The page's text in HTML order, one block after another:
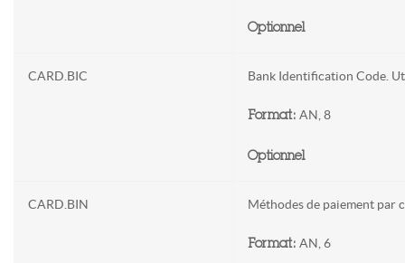
Optionnel
CARD.BIC Bank Identification Code.
Format: AN, 8
Optionnel
CARD.BIN Méthodes de paiement par
Format: AN, 6